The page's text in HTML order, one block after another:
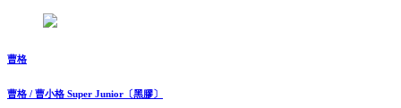
曹格
曹格 / 曹小格 Super Junior〔黑膠〕